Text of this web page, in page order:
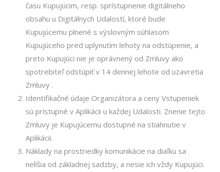
času Kupujúcim, resp. sprístupnenie digitálneho
obsahu u Digitálnych Udalostí, ktoré bude
Kupujúcemu plnené s výslovným súhlasom
Kupujúceho pred uplynutím lehoty na odstúpenie, a
preto Kupujúci nie je oprávnený od Zmluvy ako
spotrebiteľ odstúpiť v 14 dennej lehote od uzavretia
Zmluvy .
Identifikačné údaje Organizátora a ceny Vstupeniek
sú prístupné v Aplikácii u každej Udalosti. Znenie tejto
Zmluvy je Kupujúcemu dostupné na stiahnutie v
Aplikácii.
Náklady na prostriedky komunikácie na diaľku sa
nelíšia od základnej sadzby, a nesie ich vždy Kupujúci.